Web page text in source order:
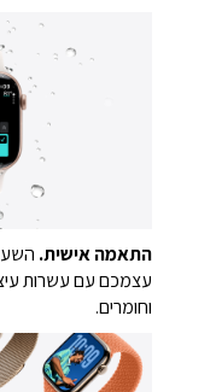
התאמה אישית.
עצמכם עם עשרות
וחומרים.